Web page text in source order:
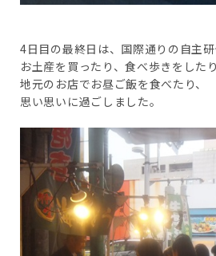
4日目の最終日は、国際通りの自主研
お土産を買ったり、食べ歩きをしたり
地元のお店でお昼ご飯を食べたり、
思い思いに過ごしました。